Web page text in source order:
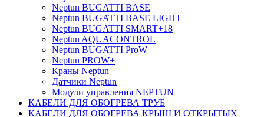
Neptun BUGATTI BASE
Neptun BUGATTI BASE LIGHT
Neptun BUGATTI SMART+18
Neptun AQUACONTROL
Neptun BUGATTI ProW
Neptun PROW+
Краны Neptun
Датчики Neptun
Модули управления NEPTUN
КАБЕЛИ ДЛЯ ОБОГРЕВА ТРУБ
КАБЕЛИ ДЛЯ ОБОГРЕВА КРЫШ И ОТКРЫТЫХ